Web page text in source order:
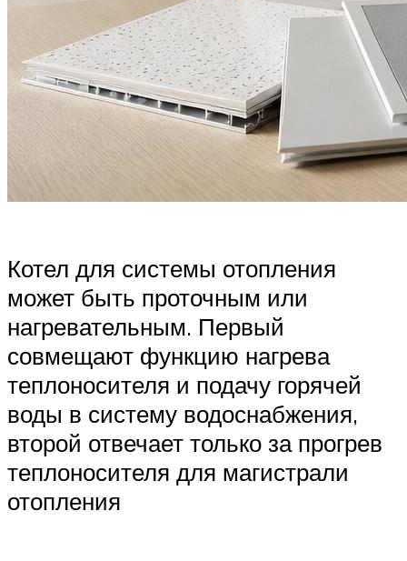
Котел для системы отопления
может быть проточным или
нагревательным. Первый
совмещают функцию нагрева
теплоносителя и подачу горячей
воды в систему водоснабжения,
второй отвечает только за прогрев
теплоносителя для магистрали
отопления